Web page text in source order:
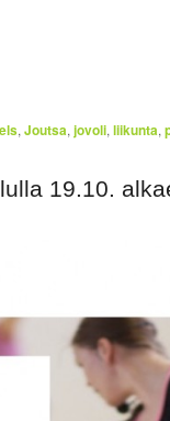
,Joutsa,jovoli,liikunta,
19.10.